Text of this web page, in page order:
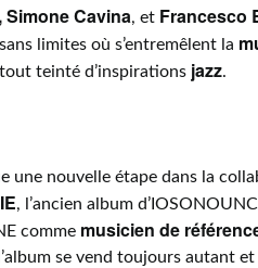
Cavina, et Francesco
limites où s’entremêlent la
teinté d’inspirations jazz.
une nouvelle étape dans la
, l’ancien album
comme musicien de
se vend toujours autant